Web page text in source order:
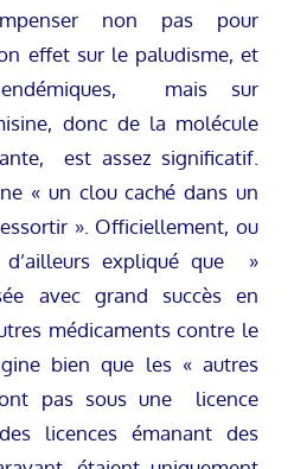
non pas pour
effet sur le paludisme, et
endémiques, mais sur
donc de la molécule
est assez significatif.
« un clou caché dans un
». Officiellement, ou
expliqué que »
avec grand succès en
médicaments contre le
bien que les « autres
pas sous une licence
licences émanant des